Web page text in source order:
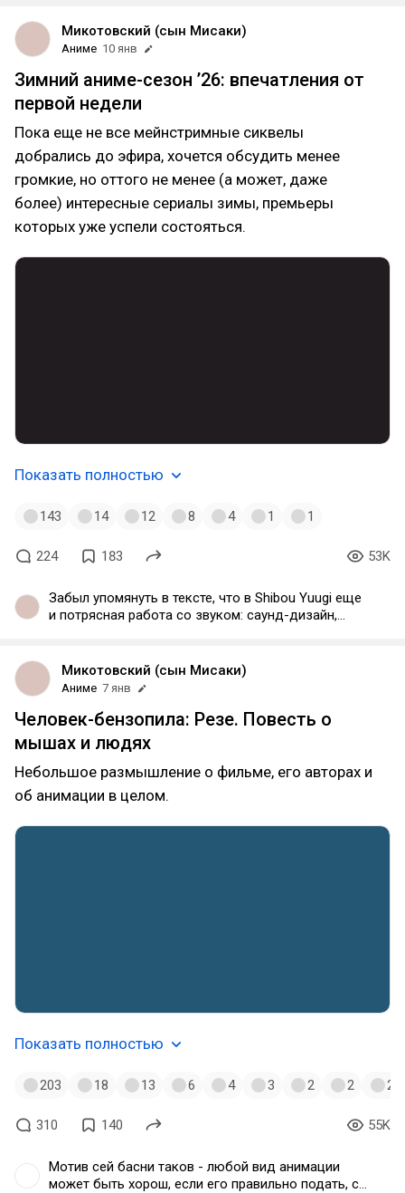
Микотовский (сын Мисаки)
Аниме 10 янв
Зимний аниме-сезон ’26: впечатления от
первой недели
Пока еще не все мейнстримные сиквелы
добрались до эфира, хочется обсудить менее
громкие, но оттого не менее (а может, даже
более) интересные сериалы зимы, премьеры
которых уже успели состояться.
Показать полностью
143 14 12 8 4 1 1
224 183 53K
Забыл упомянуть в тексте, что в Shibou Yuugi еще
и потрясная работа со звуком: саунд-дизайн,
Микотовский (сын Мисаки)
Аниме 7 янв
Человек-бензопила: Резе. Повесть о
мышах и людях
Небольшое размышление о фильме, его авторах и
об анимации в целом.
Показать полностью
203 18 13 6 4 3 2 2 2
310 140 55K
Мотив сей басни таков - любой вид анимации
может быть хорош, если его правильно подать, с